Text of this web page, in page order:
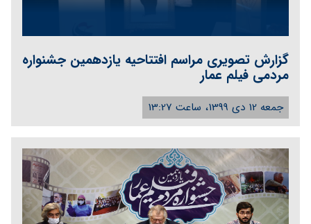
گزارش تصویری مراسم افتتاحیه یازدهمین جشنواره
مردمی فیلم عمار
جمعه 12 دی 1399، ساعت 13:27